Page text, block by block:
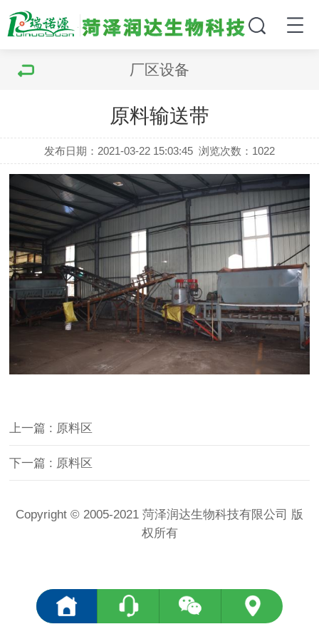
厂区设备
原料输送带
发布日期：2021-03-22 15:03:45 浏览次数： 1022
上一篇 : 原料区
下一篇 : 原料区
Copyright © 2005-2021 菏泽润达生物科技有限公司 版
权所有
<